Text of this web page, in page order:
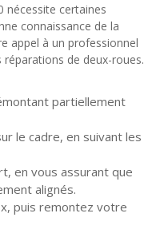
nécessite certaines
connaissance de la
appel à un professionnel
réparations de deux-roues.
partiellement
le cadre, en suivant les
en vous assurant que
alignés.
puis remontez votre